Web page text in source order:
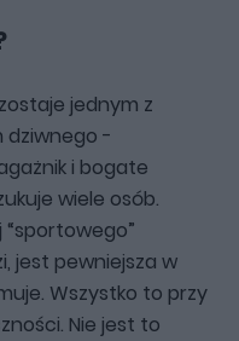
jednym z
dziwnego -
i bogate
wiele osób.
“sportowego”
jest pewniejsza w
Wszystko to przy
Nie jest to